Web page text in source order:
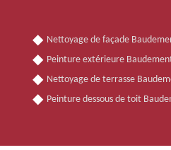
Nettoyage de façade
Peinture extérieure
Nettoyage de terrasse
Peinture dessous de toit